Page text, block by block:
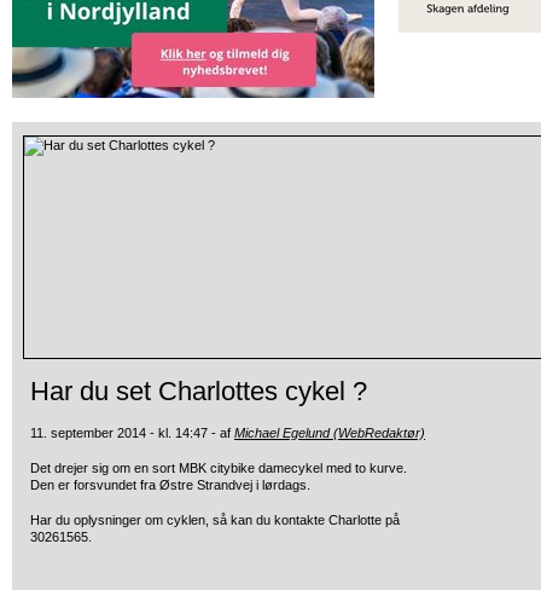
Har du set Charlottes cykel ?
11. september 2014 - kl. 14:47 - af Michael Egelund (WebRedaktør)
Det drejer sig om en sort MBK citybike damecykel med to kurve.
Den er forsvundet fra Østre Strandvej i lørdags.
Har du oplysninger om cyklen, så kan du kontakte Charlotte på
30261565.